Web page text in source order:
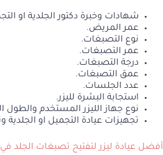
شهادات وخبرة دكتور الجلدية او
عمر المريض.
نوع التصبغات.
عمر التصبغات.
درجة التصبغات.
عمق التصبغات.
عدد الجلسات.
استجابة البشرة لليزر.
نوع جهاز الليزر المستخدم والطول
تجهيزات عيادة التجميل او الجلدية
أفضل عيادة ليزر لتفتيح تصبغات الجلد